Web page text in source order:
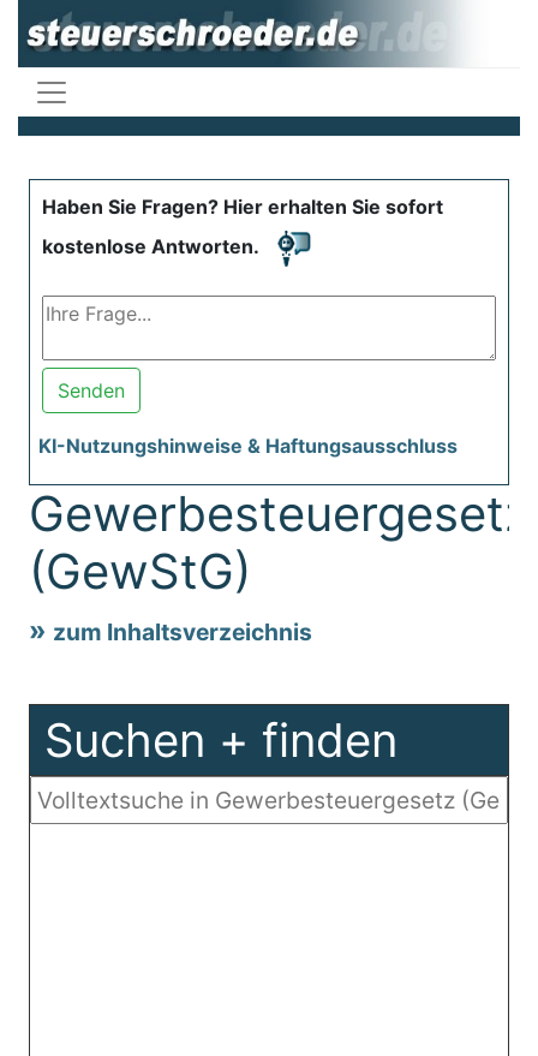
Haben Sie Fragen? Hier erhalten Sie sofort
kostenlose Antworten.
Senden
KI-Nutzungshinweise & Haftungsausschluss
Gewerbesteuergesetz
(GewStG)
zum Inhaltsverzeichnis
Suchen + finden